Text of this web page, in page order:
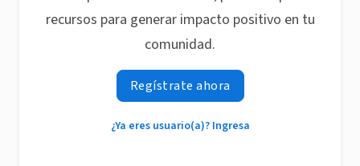
recursos para generar impacto positivo en tu
comunidad.
Regístrate ahora
¿Ya eres usuario(a)? Ingresa